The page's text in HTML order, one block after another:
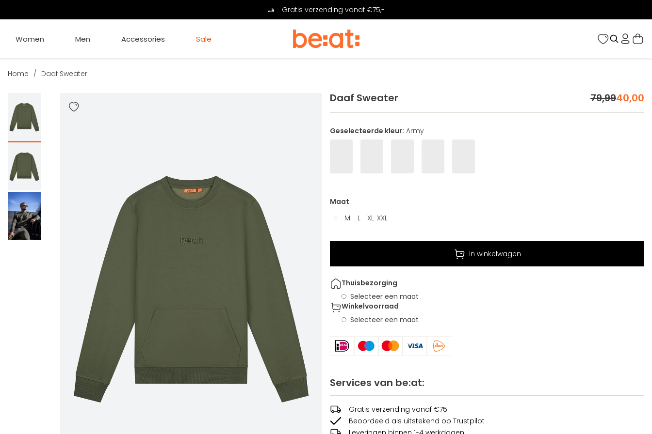
Gratis verzending vanaf €75,-
Women Men Accessories Sale
Home / Daaf Sweater
Daaf Sweater 79,9940,00
Geselecteerde kleur: Army
Maat
M L XL XXL
In winkelwagen
Thuisbezorging
Selecteer een maat
Winkelvoorraad
Selecteer een maat
Services van be:at:
Gratis verzending vanaf €75
Beoordeeld als uitstekend op Trustpilot